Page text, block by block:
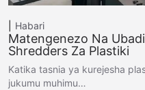
Habari
Matengenezo Na
Shredders Za Plastiki
Katika tasnia ya kurejesha
jukumu muhimu…